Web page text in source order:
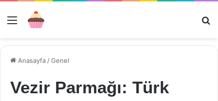
Menü
Anasayfa /Genel
Vezir Parmağı: Türk